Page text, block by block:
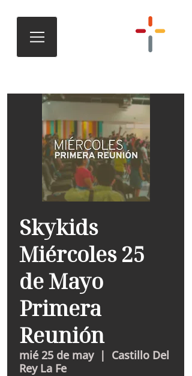
Skykids
Miércoles 25
de Mayo
Primera
Reunión
mié 25 de may
  |
Castillo Del
Rey La Fe